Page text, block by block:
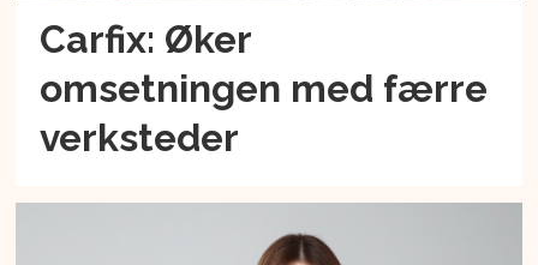
Carfix: Øker
omsetningen med færre
verksteder